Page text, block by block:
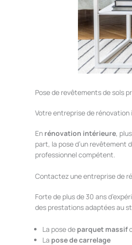
Pose de revêtements de sols
Votre entreprise de
En rénovation intérieure,
part, la pose d’un revêtement
professionnel compétent.
Contactez une entreprise de
Forte de plus de 30 ans
des prestations adaptées au
La pose de parquet massif
La pose de carrelage